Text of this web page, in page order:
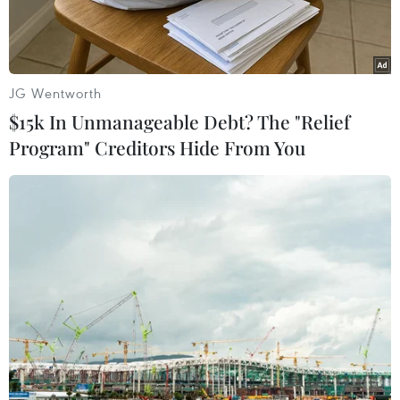
Tổng thống Mỹ Donald Trump. (Ảnh: THX/TTXVN)
Tổng thống Mỹ Donald Trump ngày 2/10 tuyên
bố sẽ tiến hành các đợt cắt giảm nhân sự liên
bang quy mô lớn, trong bối cảnh chính phủ liên
bang bước sang ngày thứ hai phải đóng cửa một
phần.
JG Wentworth
$15k In Unmanageable Debt? The "Relief
Program" Creditors Hide From You